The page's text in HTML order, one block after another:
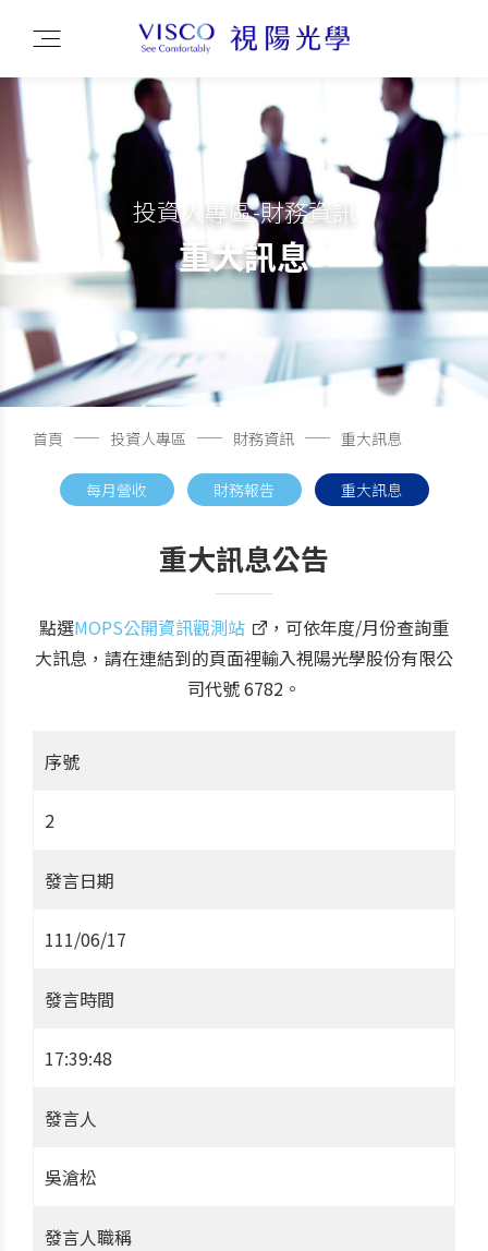
投資人專區-財務資訊
重大訊息
首頁 投資人專區 財務資訊 重大訊息
每月營收 財務報告 重大訊息
重大訊息公告
點選MOPS公開資訊觀測站
，可依年度/月份查詢重
大訊息，請在連結到的頁面裡輸入視陽光學股份有限公
司代號 6782。
序號
2
發言日期
111/06/17
發言時間
17:39:48
發言人
吳滄松
發言人職稱